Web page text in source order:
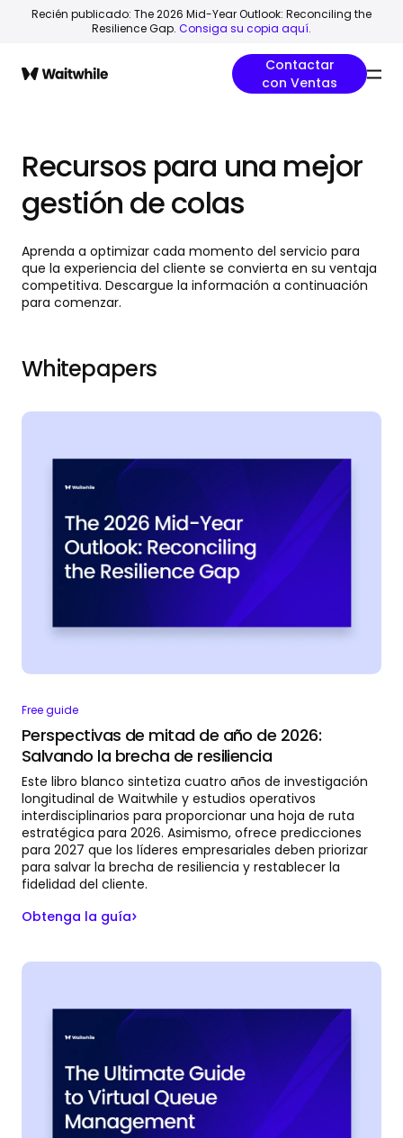
Recién publicado: The 2026 Mid-Year Outlook: Reconciling the
Resilience Gap. Consiga su copia aquí.
Contactar
con Ventas
Recursos para una mejor
gestión de colas
Aprenda a optimizar cada momento del servicio para
que la experiencia del cliente se convierta en su ventaja
competitiva. Descargue la información a continuación
para comenzar.
Whitepapers
Free guide
Perspectivas de mitad de año de 2026:
Salvando la brecha de resiliencia
Este libro blanco sintetiza cuatro años de investigación
longitudinal de Waitwhile y estudios operativos
interdisciplinarios para proporcionar una hoja de ruta
estratégica para 2026. Asimismo, ofrece predicciones
para 2027 que los líderes empresariales deben priorizar
para salvar la brecha de resiliencia y restablecer la
fidelidad del cliente.
Obtenga la guía